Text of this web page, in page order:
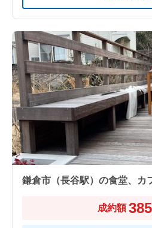
鎌倉市（長谷駅）の食堂、カ
成約額 385